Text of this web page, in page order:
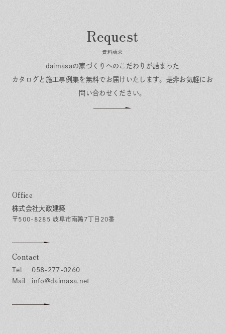
資料請求
daimasaの家づくりへのこだわりが詰まった
カタログと施工事例集を無料でお届けいたします。 是非お気軽にお
問い合わせください。
Office
株式会社大政建築
〒500-8285 岐阜市南鶉7丁目20番
Contact
058-277-0260
info@daimasa.net